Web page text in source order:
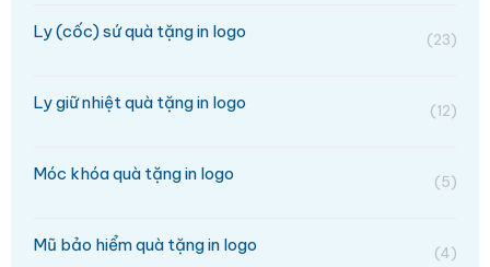
Ly (cốc) sứ quà tặng in logo (23)
Ly giữ nhiệt quà tặng in logo (12)
Móc khóa quà tặng in logo (5)
Mũ bảo hiểm quà tặng in logo (4)